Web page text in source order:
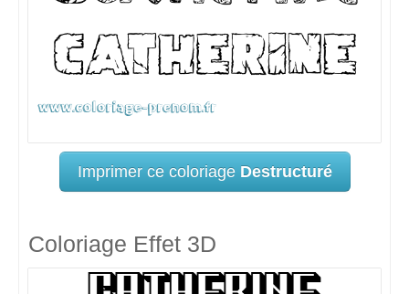
Imprimer ce coloriage Destructuré
Coloriage Effet 3D